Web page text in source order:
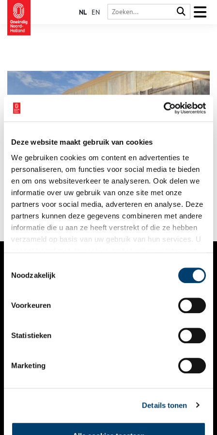
Deze website maakt gebruik van cookies
We gebruiken cookies om content en advertenties te
personaliseren, om functies voor social media te bieden
en om ons websiteverkeer te analyseren. Ook delen we
informatie over uw gebruik van onze site met onze
partners voor social media, adverteren en analyse. Deze
partners kunnen deze gegevens combineren met andere
informatie die u aan ze heeft verstrekt of die ze hebben
verzameld op basis van uw gebruik van hun services. U
Noodzakelijk
Voorkeuren
Statistieken
Marketing
Details tonen
NL EN
afgerond
Het groot onderhoud aan de historische schans Nieuwe
Achtkant in Weesp is afgerond. Deze schans maakt deel uit van
2 verdedigingslinies die vroeger Weesp en het achterliggende
gebied beschermden. Met het herstel is het vestingkarakter
van de stad verder versterkt.
1 min
VERHALEN
KALENDER
THEMA’S
VIDEO’S
CONTACT